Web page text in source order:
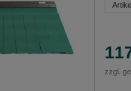
zzgl.